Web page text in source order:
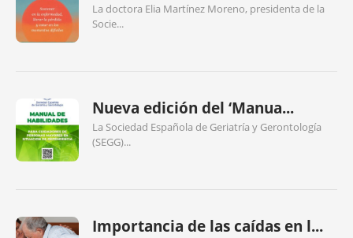
La doctora Elia Martínez Moreno, presidenta de la
Socie...
Nueva edición del ‘Manua...
La Sociedad Española de Geriatría y Gerontología
(SEGG)...
Importancia de las caídas en l...